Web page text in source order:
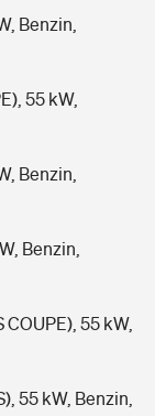
Benzin,
55 kW,
Benzin,
Benzin,
COUPE), 55 kW,
55 kW, Benzin,